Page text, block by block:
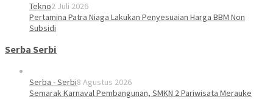
Tekno2 Juli 2026
Pertamina Patra Niaga Lakukan Penyesuaian Harga BBM Non
Subsidi
Serba Serbi
Serba - Serbi8 Agustus 2026
Semarak Karnaval Pembangunan, SMKN 2 Pariwisata Merauke